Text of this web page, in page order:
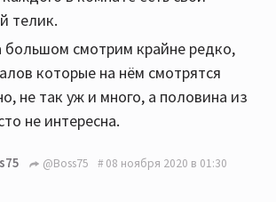
телик.
большом смотрим крайне редко,
которые на нём смотрятся
не так уж и много, а половина из
не интересна.
@Boss75 08 ноября 2020 в 01:30